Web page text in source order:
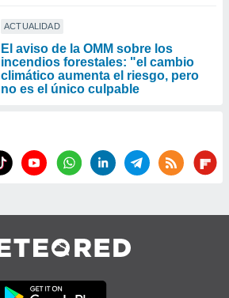
ACTUALIDAD
El aviso de la OMM sobre los
incendios forestales: "el cambio
climático aumenta el riesgo, pero
no es el único culpable